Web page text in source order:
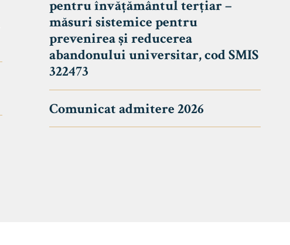
pentru învățământul terțiar –
măsuri sistemice pentru
prevenirea și reducerea
abandonului universitar, cod SMIS
322473
Comunicat admitere 2026